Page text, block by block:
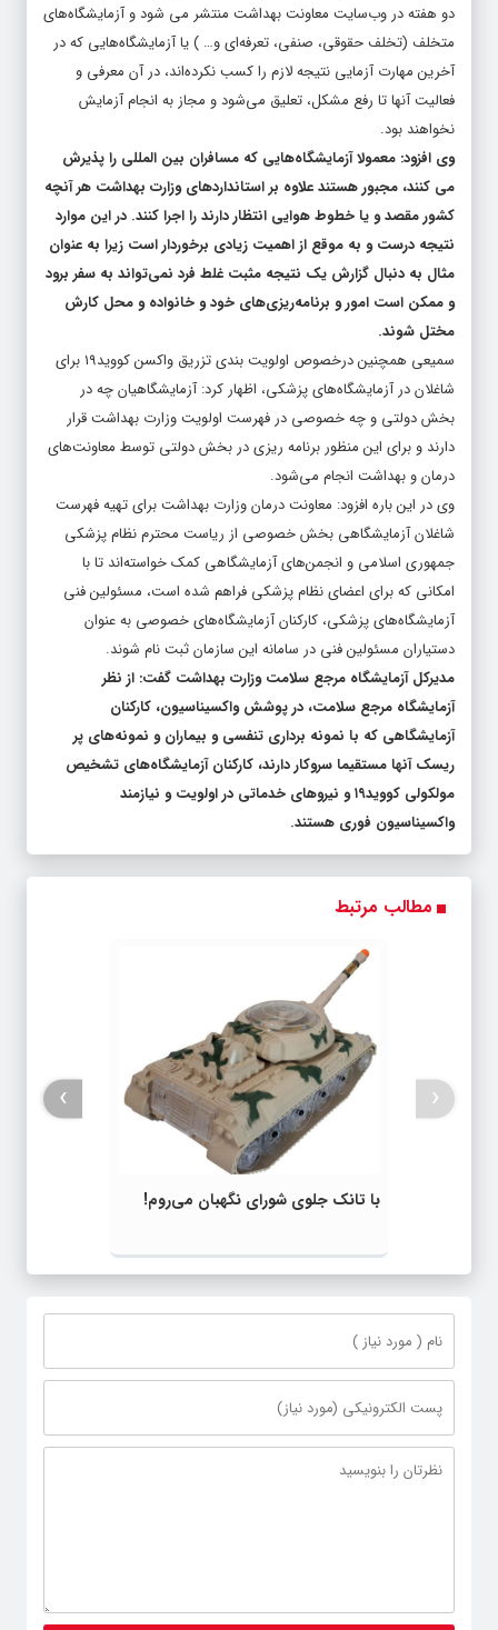
متخلف (تخلف حقوقی، صنفی، تعرفه‌ای و… ) یا آزمایشگاه‌هایی که در
آخرین مهارت آزمایی نتیجه لازم را کسب نکرده‌اند، در آن معرفی و
فعالیت آنها تا رفع مشکل، تعلیق می‌شود و مجاز به انجام آزمایش
نخواهند بود.
وی افزود: معمولا آزمایشگاه‌هایی که مسافران بین المللی را پذیرش
می کنند، مجبور هستند علاوه بر استانداردهای وزارت بهداشت هر آنچه
کشور مقصد و یا خطوط هوایی انتظار دارند را اجرا کنند. در این موارد
نتیجه درست و به موقع از اهمیت زیادی برخوردار است زیرا به عنوان
مثال به دنبال گزارش یک نتیجه مثبت غلط فرد نمی‌تواند به سفر برود
و ممکن است امور و برنامه‌ریزی‌های خود و خانواده و محل کارش
مختل شوند.
شاغلان در آزمایشگاه‌های پزشکی، اظهار کرد: آزمایشگاهیان چه در
بخش دولتی و چه خصوصی در فهرست اولویت وزارت بهداشت قرار
دارند و برای این منظور برنامه ریزی در بخش دولتی توسط معاونت‌های
درمان و بهداشت انجام می‌شود.
وی در این باره افزود: معاونت درمان وزارت بهداشت برای تهیه فهرست
شاغلان آزمایشگاهی بخش خصوصی از ریاست محترم نظام پزشکی
جمهوری اسلامی و انجمن‌های آزمایشگاهی کمک خواسته‌اند تا با
امکانی که برای اعضای نظام پزشکی فراهم شده است، مسئولین فنی
آزمایشگاه‌های پزشکی، کارکنان آزمایشگاه‌های خصوصی به عنوان
دستیاران مسئولین فنی در سامانه این سازمان ثبت نام شوند.
مدیرکل آزمایشگاه مرجع سلامت وزارت بهداشت گفت: از نظر
آزمایشگاه مرجع سلامت، در پوشش واکسیناسیون، کارکنان
آزمایشگاهی که با نمونه برداری تنفسی و بیماران و نمونه‌های پر
ریسک آنها مستقیما سروکار دارند، کارکنان آزمایشگاه‌های تشخیص
مولکولی کووید۱۹ و نیروهای خدماتی در اولویت و نیازمند
واکسیناسیون فوری هستند.
مطالب مرتبط
با تانک جلوی شورای نگهبان می‌روم!
‹
›